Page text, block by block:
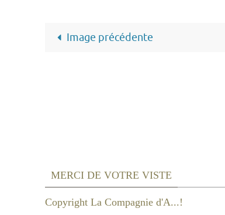
Image précédente
MERCI DE VOTRE VISTE
Copyright La Compagnie d'A...!